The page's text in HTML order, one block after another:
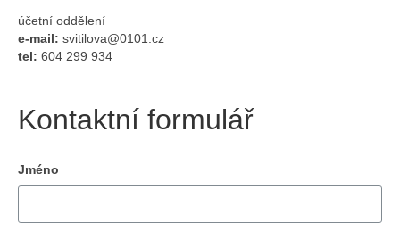
účetní oddělení
e-mail: svitilova@0101.cz
tel: 604 299 934
Kontaktní formulář
Jméno